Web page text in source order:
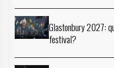
Glastonbury 2027:
festival?